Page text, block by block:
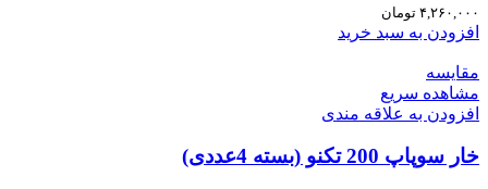
۴,۲۶۰,۰۰۰ تومان
افزودن به سبد خرید
مقایسه
مشاهده سریع
افزودن به علاقه مندی
خار سوپاپ 200 تکنو (بسته 4عددی)